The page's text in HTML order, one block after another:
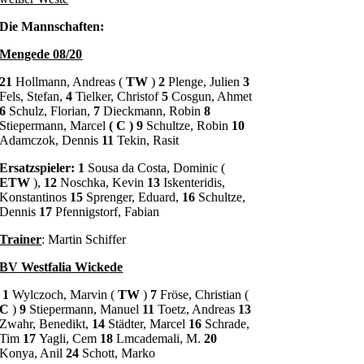
Die Mannschaften:
Mengede 08/20
21 Hollmann, Andreas (TW )2 Plenge, Julien3
Fels, Stefan,4 Tielker, Christof5 Cosgun, Ahmet
6 Schulz, Florian, 7 Dieckmann, Robin8
Stiepermann, Marcel( C ) 9 Schultze, Robin 10
Adamczok, Dennis 11Tekin, Rasit
Ersatzspieler: 1 Sousa da Costa, Dominic (
ETW ), 12 Noschka, Kevin 13 Iskenteridis,
Konstantinos 15 Sprenger, Eduard, 16 Schultze,
Dennis 17 Pfennigstorf, Fabian
Trainer: Martin Schiffer
BV Westfalia Wickede
1Wylczoch, Marvin (TW) 7Fröse, Christian (
C )9 Stiepermann, Manuel 11 Toetz, Andreas 13
Zwahr, Benedikt, 14 Städter, Marcel 16 Schrade,
Tim 17Yagli, Cem 18Lmcademali, M.20
Konya, Anil24 Schott, Marko